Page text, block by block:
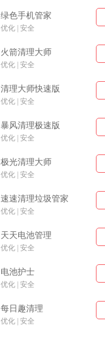
绿色手机管家
优化 | 安全
火箭清理大师
优化 | 安全
清理大师快速版
优化 | 安全
暴风清理极速版
优化 | 安全
极光清理大师
优化 | 安全
速速清理垃圾管家
优化 | 安全
天天电池管理
优化 | 安全
电池护士
优化 | 安全
每日趣清理
优化 | 安全